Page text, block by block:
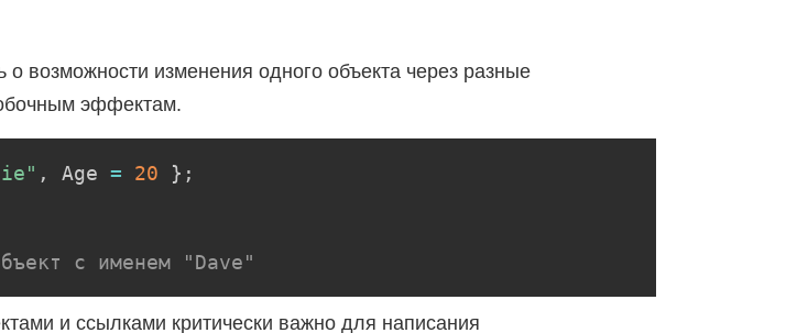
возможности изменения одного объекта через разные
эффектам.
, Age = 20 } ;
с именем "Dave"
и ссылками критически важно для написания